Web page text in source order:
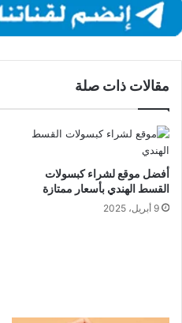
مقالات ذات صلة
أفضل موقع لشراء كبسولات
القسط الهندي بأسعار ممتازة
9 أبريل، 2025